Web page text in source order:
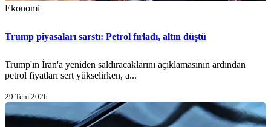
Ekonomi
Trump piyasaları sarstı: Petrol fırladı, altın düştü
Trump'ın İran'a yeniden saldıracaklarını açıklamasının ardından
petrol fiyatları sert yükselirken, a...
29 Tem 2026